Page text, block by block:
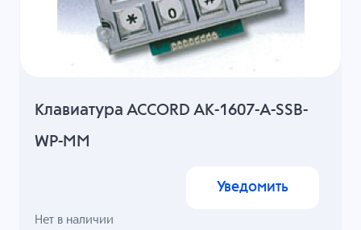
Клавиатура ACCORD AK-1607-A-SSB-
WP-MM
Нет в наличии
Уведомить